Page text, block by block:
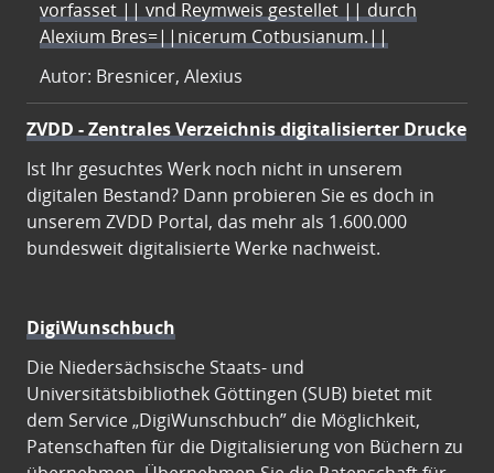
vorfasset || vnd Reymweis gestellet || durch
Alexium Bres=||nicerum Cotbusianum.||
Autor: Bresnicer, Alexius
ZVDD - Zentrales Verzeichnis digitalisierter Drucke
Ist Ihr gesuchtes Werk noch nicht in unserem
digitalen Bestand? Dann probieren Sie es doch in
unserem ZVDD Portal, das mehr als 1.600.000
bundesweit digitalisierte Werke nachweist.
DigiWunschbuch
Die Niedersächsische Staats- und
Universitätsbibliothek Göttingen (SUB) bietet mit
dem Service „DigiWunschbuch” die Möglichkeit,
Patenschaften für die Digitalisierung von Büchern zu